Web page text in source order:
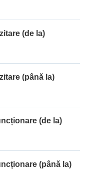
(de la)
(până la)
(de la)
(până la)